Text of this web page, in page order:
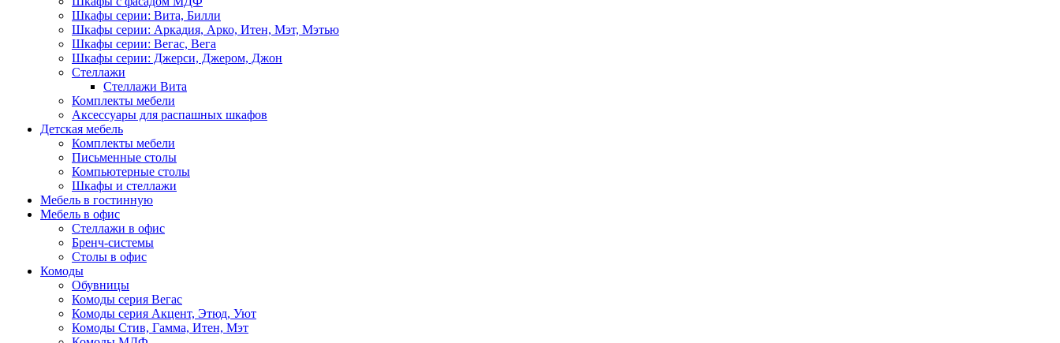
Шкафы серии: Вита, Билли
Шкафы серии: Аркадия, Арко, Итен, Мэт, Мэтью
Шкафы серии: Вегас, Вега
Шкафы серии: Джерси, Джером, Джон
Стеллажи
Стеллажи Вита
Комплекты мебели
Аксессуары для распашных шкафов
Детская мебель
Комплекты мебели
Письменные столы
Компьютерные столы
Шкафы и стеллажи
Мебель в гостинную
Мебель в офис
Стеллажи в офис
Бренч-системы
Столы в офис
Комоды
Обувницы
Комоды серия Вегас
Комоды серия Акцент, Этюд, Уют
Комоды Стив, Гамма, Итен, Мэт